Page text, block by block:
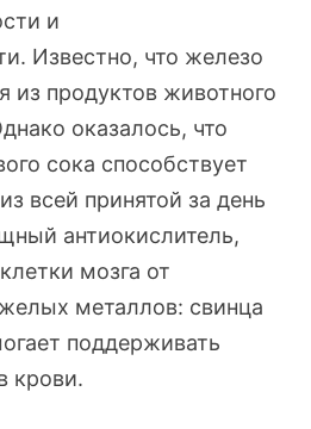
и
Известно, что железо
из продуктов животного
оказалось, что
сока способствует
всей принятой за день
антиокислитель,
мозга от
металлов: свинца
поддерживать
крови.